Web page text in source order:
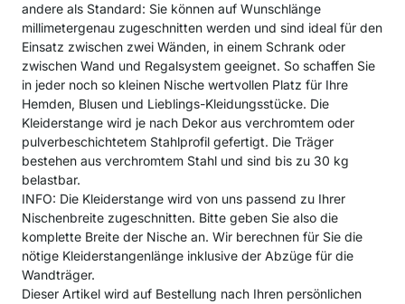
andere als Standard: Sie können auf Wunschlänge
millimetergenau zugeschnitten werden und sind ideal für den
Einsatz zwischen zwei Wänden, in einem Schrank oder
zwischen Wand und Regalsystem geeignet. So schaffen Sie
in jeder noch so kleinen Nische wertvollen Platz für Ihre
Hemden, Blusen und Lieblings-Kleidungsstücke. Die
Kleiderstange wird je nach Dekor aus verchromtem oder
pulverbeschichtetem Stahlprofil gefertigt. Die Träger
bestehen aus verchromtem Stahl und sind bis zu 30 kg
belastbar.
INFO: Die Kleiderstange wird von uns passend zu Ihrer
Nischenbreite zugeschnitten. Bitte geben Sie also die
komplette Breite der Nische an. Wir berechnen für Sie die
nötige Kleiderstangenlänge inklusive der Abzüge für die
Wandträger.
Dieser Artikel wird auf Bestellung nach Ihren persönlichen